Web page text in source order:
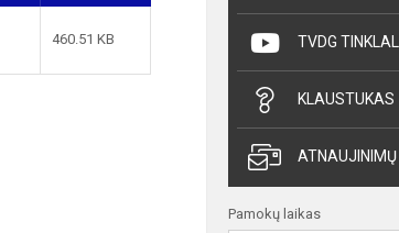
460.51 KB TVDG
KLAUSTUKAS
Pamokų laikas